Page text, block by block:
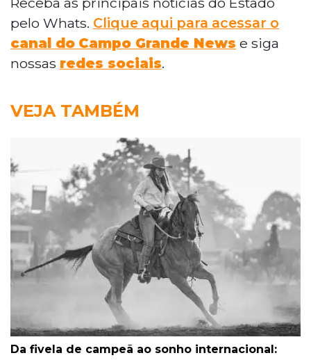
pelo Whats. Clique aqui para acessar o
canal do Campo Grande News e siga
nossas redes sociais.
VEJA TAMBÉM
Da fivela de campeã ao sonho internacional: